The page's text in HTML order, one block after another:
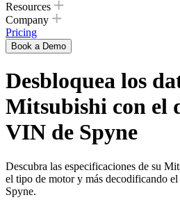
Resources
Company
Pricing
Book a Demo
Desbloquea los
Mitsubishi con el
VIN de Spyne
Descubra las especificaciones de su
el tipo de motor y más decodificando
Spyne.